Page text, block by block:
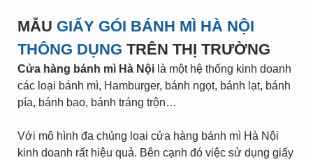
MẪU GIẤY GÓI BÁNH MÌ HÀ NỘI
THÔNG DỤNG TRÊN THỊ TRƯỜNG
Cửa hàng bánh mì Hà Nội là một hệ thống kinh doanh
các loại bánh mì, Hamburger, bánh ngọt, bánh lạt, bánh
pía, bánh bao, bánh tráng trộn…
Với mô hình đa chủng loại cửa hàng bánh mì Hà Nội
kinh doanh rất hiệu quả. Bên cạnh đó việc sử dụng giấy